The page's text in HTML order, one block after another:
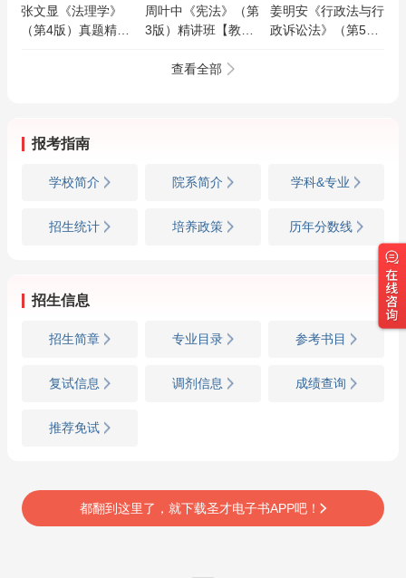
张文显《法理学》
（第4版）真题精讲
周叶中《宪法》（第
3版）精讲班【教材
姜明安《行政法与行
政诉讼法》（第5
查看全部
报考指南
学校简介 院系简介 学科&专业
招生统计 培养政策 历年分数线
招生信息
招生简章 专业目录 参考书目
复试信息 调剂信息 成绩查询
推荐免试
都翻到这里了，就下载圣才电子书APP吧！